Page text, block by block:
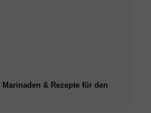
& Rezepte für den